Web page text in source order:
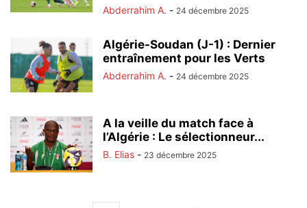
Abderrahim A. - 24 décembre 2025
Algérie-Soudan (J-1) : Dernier
entraînement pour les Verts
Abderrahim A. - 24 décembre 2025
A la veille du match face à
l’Algérie : Le sélectionneur...
B. Elias - 23 décembre 2025